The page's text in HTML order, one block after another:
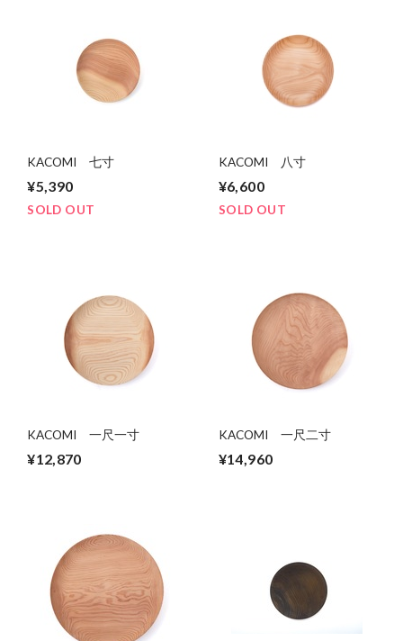
KACOMI 七寸
¥5,390
SOLD OUT
KACOMI 八寸
¥6,600
SOLD OUT
KACOMI 一尺一寸
¥12,870
KACOMI 一尺二寸
¥14,960